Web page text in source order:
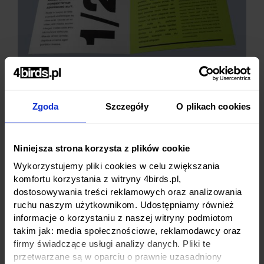
Zgoda Szczegóły O plikach cookies
Niniejsza strona korzysta z plików cookie
Wykorzystujemy pliki cookies w celu zwiększania
komfortu korzystania z witryny 4birds.pl,
dostosowywania treści reklamowych oraz analizowania
ruchu naszym użytkownikom. Udostępniamy również
informacje o korzystaniu z naszej witryny podmiotom
takim jak: media społecznościowe, reklamodawcy oraz
firmy świadczące usługi analizy danych. Pliki te
przetwarzane są w oparciu o prawnie uzasadniony
najszybszych form dotarcia do klientów. Świetnie
drukowi online w 4birds.pl zamówisz ulotki bez
wychodzenia z biura – z gotowego projektu lub z
pomocą naszego grafika.
Drukujemy ulotki w wielu formatach – od A6 po
A3, DL i formaty kwadratowe, jednostronne lub
dwustronne. Możesz wybrać różne gramatury
papieru oraz dodać uszlachetnienia, aby nadać
materiałom bardziej prestiżowy charakter.